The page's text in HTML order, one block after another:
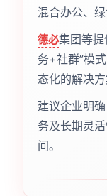
混合办公、绿
德必集团等提
务+社群”模
态化的解决方
建议企业明
务及长期灵
间。